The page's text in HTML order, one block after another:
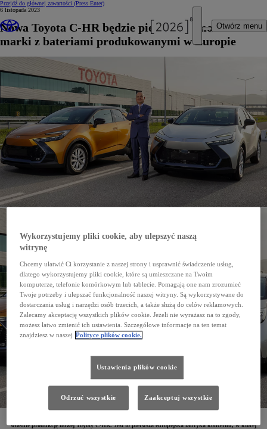
Przejdź do głównej zawartości (Press Enter)
Otwórz menu
6 listopada 2023
Nowa Toyota C-HR będzie pierwszym modelem
marki z bateriami produkowanymi w Europie
właśnie produkcję nowej Toyoty C-HR. Jest to pierwsza europejska fabryka koncernu, w której
Wykorzystujemy pliki cookie, aby ulepszyć naszą
witrynę
Chcemy ułatwić Ci korzystanie z naszej strony i usprawnić świadczenie usług,
dlatego wykorzystujemy pliki cookie, które są umieszczane na Twoim
komputerze, telefonie komórkowym lub tablecie. Pomagają one nam zrozumieć
Twoje potrzeby i ulepszać funkcjonalność naszej witryny. Są wykorzystywane do
dostarczania usług i narzędzi osób trzecich, a także służą do celów reklamowych.
Zalecamy akceptację wszystkich plików cookie. Jeżeli nie wyrażasz na to zgody,
możesz łatwo zmienić ich ustawienia. Szczegółowe informacje na ten temat
znajdziesz w naszej Polityce plików cookie.
Ustawienia plików cookie
Odrzuć wszystkie Zaakceptuj wszystkie